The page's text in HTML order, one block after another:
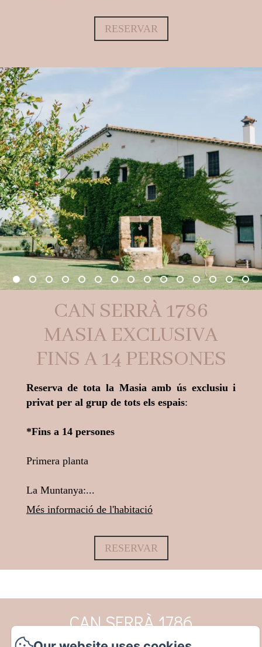
RESERVAR
CAN SERRÀ 1786
MASIA EXCLUSIVA
FINS A 14 PERSONES
Reserva de tota la Masia amb ús exclusiu i
privat per al grup de tots els espais:
*Fins a 14 persones
Primera planta
La Muntanya:...
Més informació de l'habitació
RESERVAR
CAN SERRÀ 1786